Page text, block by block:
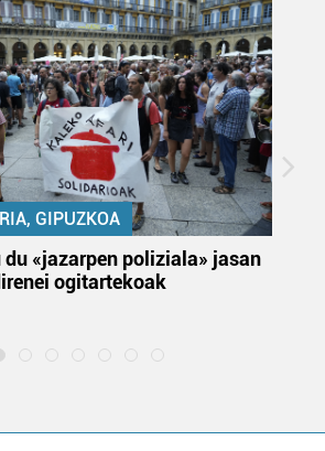
GIPUZKOA
du «jazarpen poliziala» jasan
ogitartekoak